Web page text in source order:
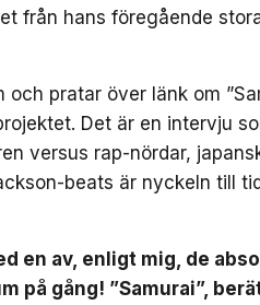
från hans föregående
pratar över länk om
Det är en intervju
versus rap-nördar,
beats är nyckeln till
en av, enligt mig, de
på gång! ”Samurai”,